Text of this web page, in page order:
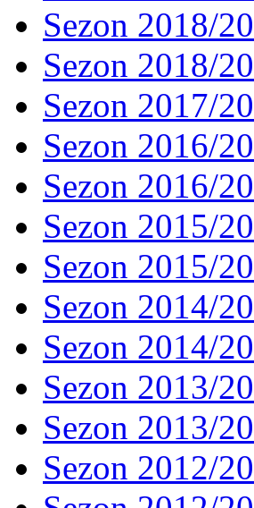
Sezon 2018/
Sezon 2018/
Sezon 2017/
Sezon 2016/
Sezon 2016/
Sezon 2015/
Sezon 2015/
Sezon 2014/
Sezon 2014/
Sezon 2013/
Sezon 2013/
Sezon 2012/